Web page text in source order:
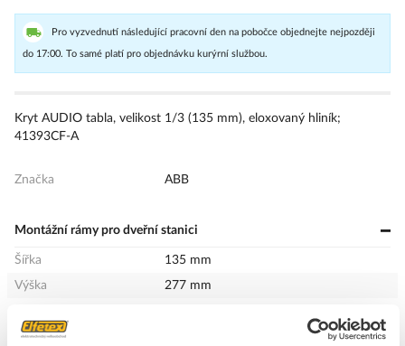
Pro vyzvednutí následující pracovní den na pobočce objednejte nejpozději
do 17:00. To samé platí pro objednávku kurýrní službou.
Kryt AUDIO tabla, velikost 1/3 (135 mm), eloxovaný hliník;
41393CF-A
Značka ABB
Montážní rámy pro dveřní stanici
Šířka
135 mm
Výška
277 mm
Barva